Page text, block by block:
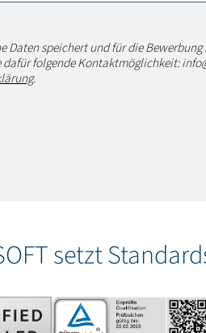
speichert und für die
folgende Kontaktmöglichkeit:
.
setzt